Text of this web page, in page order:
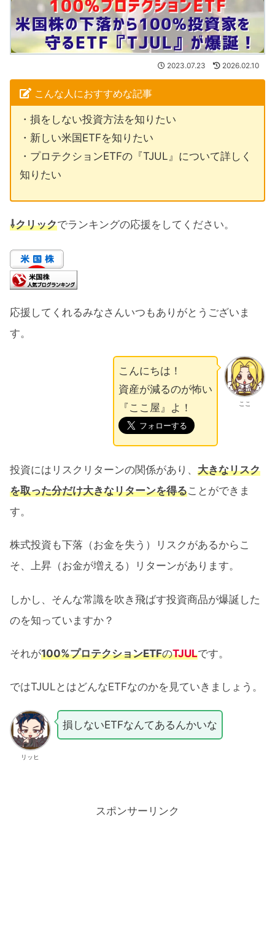
2023.07.23 2026.02.10
こんな人におすすめな記事
・損をしない投資方法を知りたい
・新しい米国ETFを知りたい
・プロテクションETFの『TJUL』について詳しく
知りたい
⇩クリックでランキングの応援をしてください。
応援してくれるみなさんいつもありがとうございま
す。
ここ
こんにちは！
資産が減るのが怖い
『ここ屋』よ！
投資にはリスクリターンの関係があり、 大きなリスク
を取った分だけ大きなリターンを得ることができま
す。
株式投資も下落（お金を失う）リスクがあるからこ
そ、上昇（お金が増える）リターンがあります。
しかし、そんな常識を吹き飛ばす投資商品が爆誕した
のを知っていますか？
それが100%プロテクションETFのTJULです。
ではTJULとはどんなETFなのかを見ていきましょう。
リッヒ
損しないETFなんてあるんかいな
スポンサーリンク